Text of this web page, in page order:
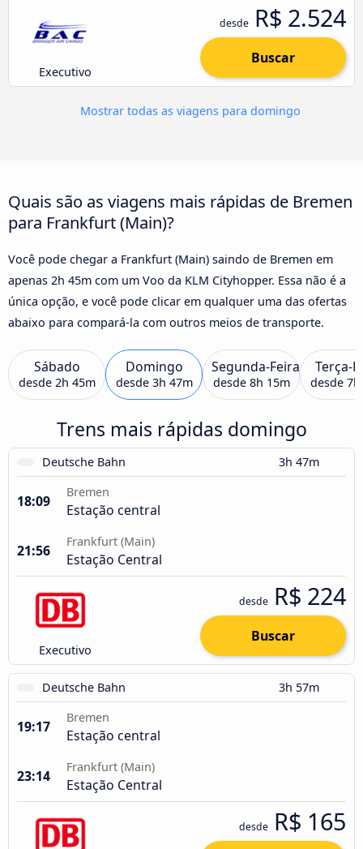
Executivo
desde R$ 2.524
Buscar
Mostrar todas as viagens para domingo
Quais são as viagens mais rápidas de Bremen
para Frankfurt (Main)?
Você pode chegar a Frankfurt (Main) saindo de Bremen em
apenas 2h 45m com um Voo da KLM Cityhopper. Essa não é a
única opção, e você pode clicar em qualquer uma das ofertas
abaixo para compará-la com outros meios de transporte.
Sábado
desde 2h 45m
Domingo
desde 3h 47m
Segunda-Feira
desde 8h 15m
Terça-
desde 7h
Trens mais rápidas domingo
Deutsche Bahn 3h 47m
18:09
Bremen
Estação central
21:56
Frankfurt (Main)
Estação Central
Executivo
desde R$ 224
Buscar
Deutsche Bahn 3h 57m
19:17
Bremen
Estação central
23:14
Frankfurt (Main)
Estação Central
desde R$ 165